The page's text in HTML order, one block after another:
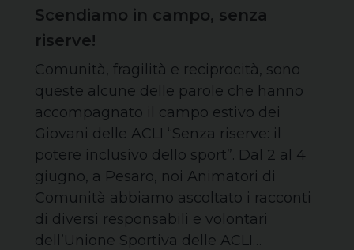
Scendiamo in campo, senza
riserve!
Comunità, fragilità e reciprocità, sono
queste alcune delle parole che hanno
accompagnato il campo estivo dei
Giovani delle ACLI “Senza riserve: il
potere inclusivo dello sport”. Dal 2 al 4
giugno, a Pesaro, noi Animatori di
Comunità abbiamo ascoltato i racconti
di diversi responsabili e volontari
dell’Unione Sportiva delle ACLI…